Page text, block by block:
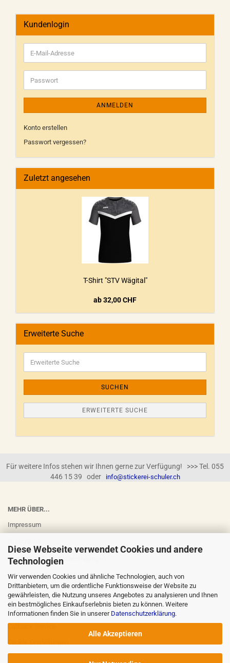
Diese Webseite verwendet Cookies und andere
Technologien
Wir verwenden Cookies und ähnliche Technologien, auch von
Drittanbietern, um die ordentliche Funktionsweise der Website zu
gewährleisten, die Nutzung unseres Angebotes zu analysieren und Ihnen
ein bestmögliches Einkaufserlebnis bieten zu können. Weitere
Informationen finden Sie in unserer Datenschutzerklärung.
Alle Akzeptieren
Kundenlogin
ANMELDEN
Konto erstellen
Passwort vergessen?
Zuletzt angesehen
T-Shirt "STV Wägital"
ab 32,00 CHF
Erweiterte Suche
SUCHEN
ERWEITERTE SUCHE
Für weitere Infos stehen wir Ihnen gerne zur Verfügung! >>> Tel. 055
446 15 39 oder
info@stickerei-schuler.ch
MEHR ÜBER...
Impressum
Versand- & Zahlungsbedingungen
Widerrufsrecht
AGB
Privatsphäre und Datenschutz
Callback Service
Cookie Einstellungen